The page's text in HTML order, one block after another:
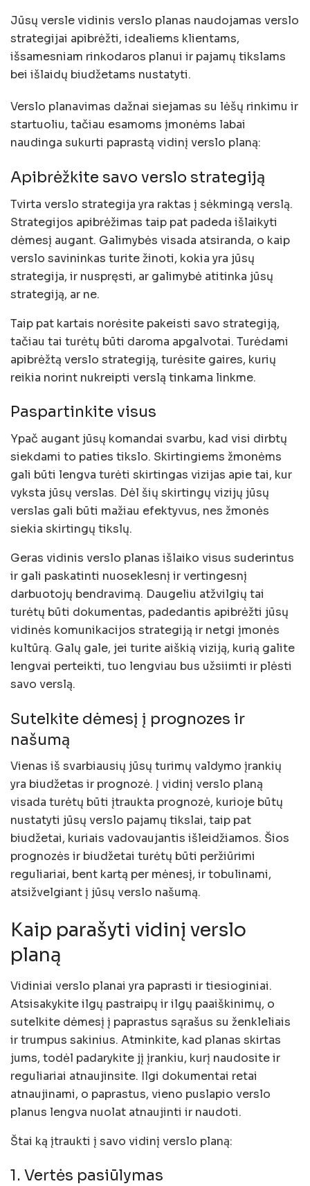
Jūsų versle vidinis verslo planas naudojamas verslo
strategijai apibrėžti, idealiems klientams,
išsamesniam rinkodaros planui ir pajamų tikslams
bei išlaidų biudžetams nustatyti.
Verslo planavimas dažnai siejamas su lėšų rinkimu ir
startuoliu, tačiau esamoms įmonėms labai
naudinga sukurti paprastą vidinį verslo planą:
Apibrėžkite savo verslo strategiją
Tvirta verslo strategija yra raktas į sėkmingą verslą.
Strategijos apibrėžimas taip pat padeda išlaikyti
dėmesį augant. Galimybės visada atsiranda, o kaip
verslo savininkas turite žinoti, kokia yra jūsų
strategija, ir nuspręsti, ar galimybė atitinka jūsų
strategiją, ar ne.
Taip pat kartais norėsite pakeisti savo strategiją,
tačiau tai turėtų būti daroma apgalvotai. Turėdami
apibrėžtą verslo strategiją, turėsite gaires, kurių
reikia norint nukreipti verslą tinkama linkme.
Paspartinkite visus
Ypač augant jūsų komandai svarbu, kad visi dirbtų
siekdami to paties tikslo. Skirtingiems žmonėms
gali būti lengva turėti skirtingas vizijas apie tai, kur
vyksta jūsų verslas. Dėl šių skirtingų vizijų jūsų
verslas gali būti mažiau efektyvus, nes žmonės
siekia skirtingų tikslų.
Geras vidinis verslo planas išlaiko visus suderintus
ir gali paskatinti nuoseklesnį ir vertingesnį
darbuotojų bendravimą. Daugeliu atžvilgių tai
turėtų būti dokumentas, padedantis apibrėžti jūsų
vidinės komunikacijos strategiją ir netgi įmonės
kultūrą. Galų gale, jei turite aiškią viziją, kurią galite
lengvai perteikti, tuo lengviau bus užsiimti ir plėsti
savo verslą.
Sutelkite dėmesį į prognozes ir
našumą
Vienas iš svarbiausių jūsų turimų valdymo įrankių
yra biudžetas ir prognozė. Į vidinį verslo planą
visada turėtų būti įtraukta prognozė, kurioje būtų
nustatyti jūsų verslo pajamų tikslai, taip pat
biudžetai, kuriais vadovaujantis išleidžiamos. Šios
prognozės ir biudžetai turėtų būti peržiūrimi
reguliariai, bent kartą per mėnesį, ir tobulinami,
atsižvelgiant į jūsų verslo našumą.
Kaip parašyti vidinį verslo
planą
Vidiniai verslo planai yra paprasti ir tiesioginiai.
Atsisakykite ilgų pastraipų ir ilgų paaiškinimų, o
sutelkite dėmesį į paprastus sąrašus su ženkleliais
ir trumpus sakinius. Atminkite, kad planas skirtas
jums, todėl padarykite jį įrankiu, kurį naudosite ir
reguliariai atnaujinsite. Ilgi dokumentai retai
atnaujinami, o paprastus, vieno puslapio verslo
planus lengva nuolat atnaujinti ir naudoti.
Štai ką įtraukti į savo vidinį verslo planą:
1. Vertės pasiūlymas